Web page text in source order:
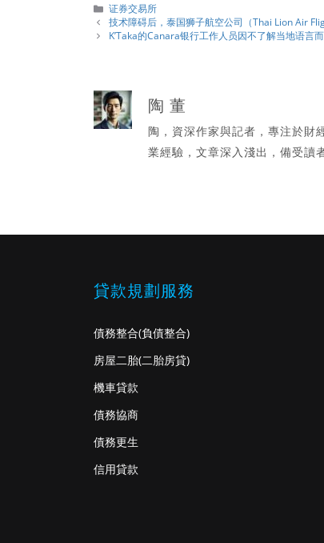
分
類
证券交易所
技术障碍后，泰国狮子航空公司（Thai Lion Air
K’Taka的Canara银行工作人员因不了解当地语
陶 董
陶，資深作家與記者，專注於財
業經驗，文章深入淺出，備受讀
貸款規劃服務
債務整合(負債整合)
房屋二胎(二胎房貸)
機車貸款
債務協商
債務更生
信用貸款